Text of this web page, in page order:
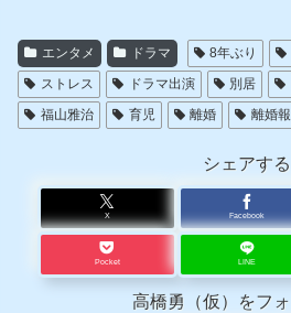
エンタメ ドラマ 8年ぶり
ストレス
ドラマ出演 別居
福山雅治
育児 離婚 離婚
シェアする
X Facebook
Pocket LINE
高橋勇（仮）をフ